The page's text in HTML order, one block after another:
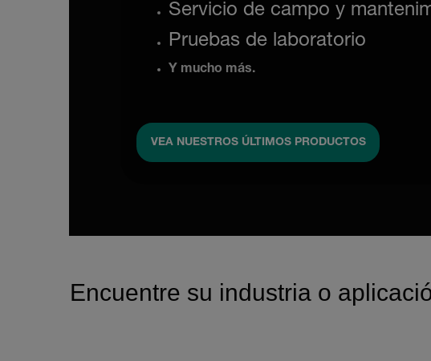
Servicio de campo y
Pruebas de laboratorio
Y mucho más.
VEA NUESTROS ÚLTIMOS PRODUCTOS
Encuentre su industria o